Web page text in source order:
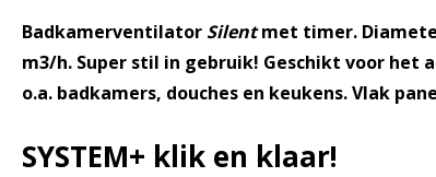
Badkamerventilator Silentmet timer.
m3/h. Super stil in gebruik! Geschikt voor het
o.a. badkamers, douches en keukens. Vlak
SYSTEM+ klik en klaar!